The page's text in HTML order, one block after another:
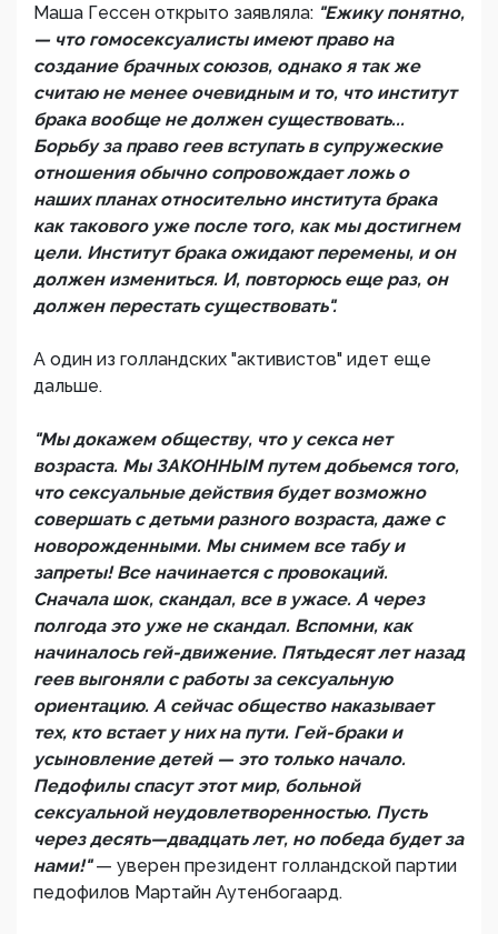
Маша Гессен открыто заявляла: "Ежику понятно,
— что гомосексуалисты имеют право на
создание брачных союзов, однако я так же
считаю не менее очевидным и то, что институт
брака вообще не должен существовать...
Борьбу за право геев вступать в супружеские
отношения обычно сопровождает ложь о
наших планах относительно института брака
как такового уже после того, как мы достигнем
цели. Институт брака ожидают перемены, и он
должен измениться. И, повторюсь еще раз, он
должен перестать существовать".
А один из голландских "активистов" идет еще
дальше.
"Мы докажем обществу, что у секса нет
возраста. Мы ЗАКОННЫМ путем добьемся того,
что сексуальные действия будет возможно
совершать с детьми разного возраста, даже с
новорожденными. Мы снимем все табу и
запреты! Все начинается с провокаций.
Сначала шок, скандал, все в ужасе. А через
полгода это уже не скандал. Вспомни, как
начиналось гей-движение. Пятьдесят лет назад
геев выгоняли с работы за сексуальную
ориентацию. А сейчас общество наказывает
тех, кто встает у них на пути. Гей-браки и
усыновление детей — это только начало.
Педофилы спасут этот мир, больной
сексуальной неудовлетворенностью. Пусть
через десять—двадцать лет, но победа будет за
нами!"— уверен президент голландской партии
педофилов Мартайн Аутенбогаард.